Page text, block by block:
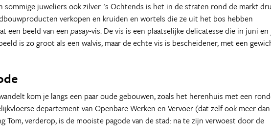
sommige juweliers ook zilver. 's Ochtends is het in de straten rond de markt
verkopen en kruiden en wortels die ze uit het bos hebben
een beeld van een pasay-vis. De vis is een plaatselijke delicatesse die in juni
is zo groot als een walvis, maar de echte vis is bescheidener, met een
kom je langs een paar oude gebouwen, zoals het herenhuis met een
departement van Openbare Werken en Vervoer (dat zelf ook meer dan
Tom, verderop, is de mooiste pagode van de stad: na te zijn verwoest door de